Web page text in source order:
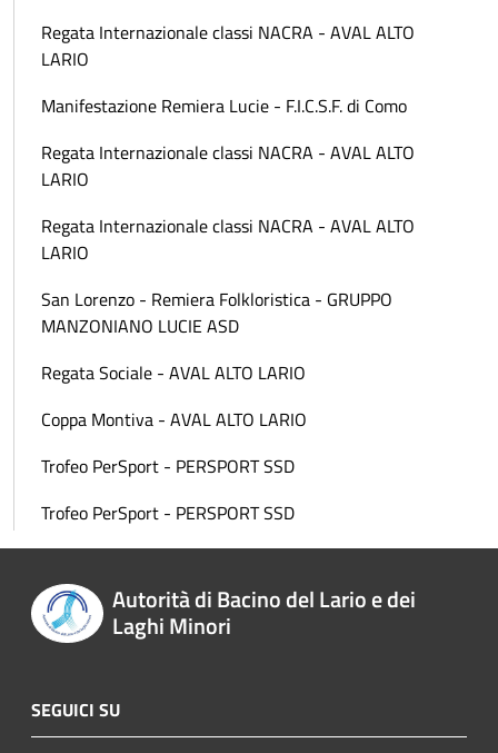
Regata Internazionale classi NACRA - AVAL ALTO
LARIO
Manifestazione Remiera Lucie - F.I.C.S.F. di Como
Regata Internazionale classi NACRA - AVAL ALTO
LARIO
Regata Internazionale classi NACRA - AVAL ALTO
LARIO
San Lorenzo - Remiera Folkloristica - GRUPPO
MANZONIANO LUCIE ASD
Regata Sociale - AVAL ALTO LARIO
Coppa Montiva - AVAL ALTO LARIO
Trofeo PerSport - PERSPORT SSD
Trofeo PerSport - PERSPORT SSD
Autorità di Bacino del Lario e dei
Laghi Minori
SEGUICI SU